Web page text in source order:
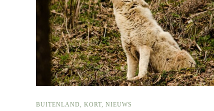
BUITENLAND, KORT, NIEUWS